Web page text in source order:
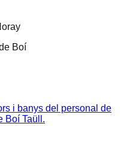
Boí
i banys del personal de
Boí Taüll.